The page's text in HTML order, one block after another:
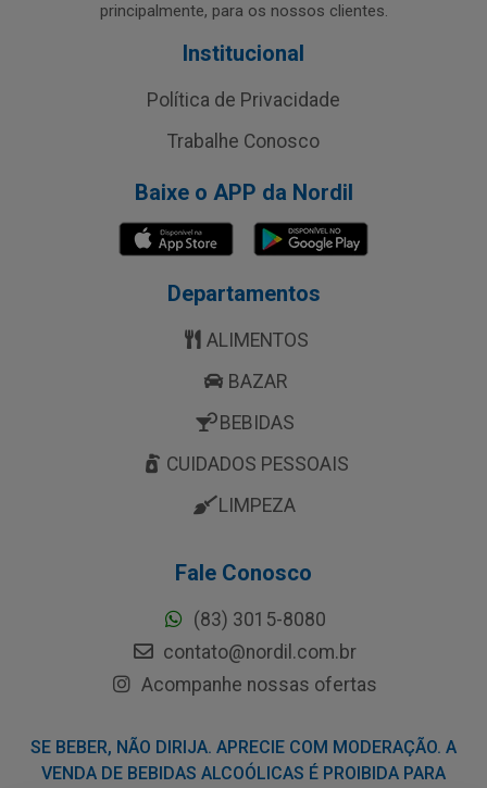
principalmente, para os nossos clientes.
Institucional
Política de Privacidade
Trabalhe Conosco
Baixe o APP da Nordil
Departamentos
ALIMENTOS
BAZAR
BEBIDAS
CUIDADOS PESSOAIS
LIMPEZA
Fale Conosco
(83) 3015-8080
contato@nordil.com.br
Acompanhe nossas ofertas
SE BEBER, NÃO DIRIJA. APRECIE COM MODERAÇÃO. A
VENDA DE BEBIDAS ALCOÓLICAS É PROIBIDA PARA